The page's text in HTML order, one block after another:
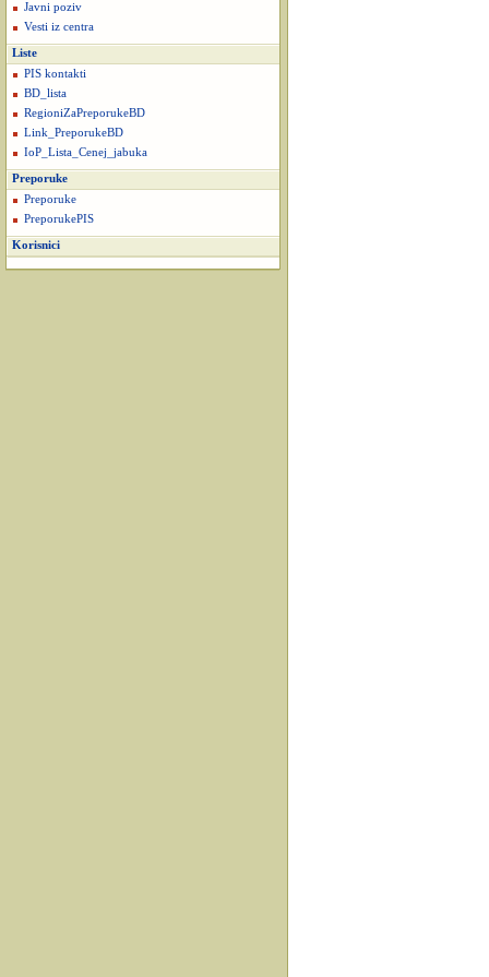
Javni poziv
Vesti iz centra
Liste
PIS kontakti
BD_lista
RegioniZaPreporukeBD
Link_PreporukeBD
IoP_Lista_Cenej_jabuka
Preporuke
Preporuke
PreporukePIS
Korisnici